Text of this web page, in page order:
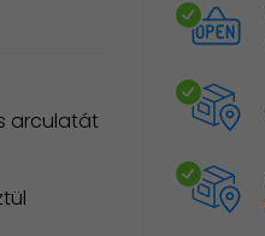
arculatát